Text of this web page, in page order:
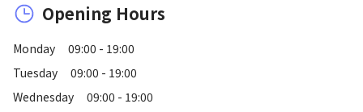
Opening Hours
Monday
09:00 - 19:00
Tuesday
09:00 - 19:00
Wednesday
09:00 - 19:00